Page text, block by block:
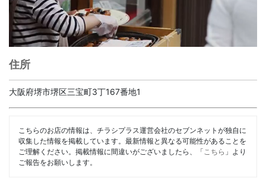
住所
大阪府堺市堺区三宝町3丁167番地1
こちらのお店の情報は、チラシプラス運営会社のセブンネットが独自に
収集した情報を掲載しています。最新情報と異なる可能性があることを
ご理解ください。掲載情報に間違いがございましたら、「 こちら 」より
ご報告をお願いします。